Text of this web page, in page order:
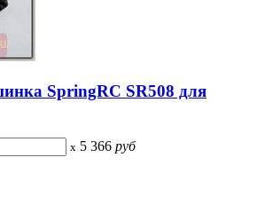
SpringRC SR508 для
x 5 366 руб